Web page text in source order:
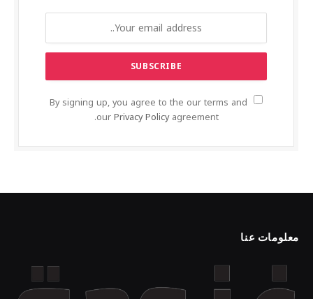
By signing up, you agree to the our terms and
ourPrivacy Policyagreement.
معلومات عنا